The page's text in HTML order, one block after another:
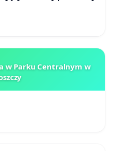
w Parku Centralnym w